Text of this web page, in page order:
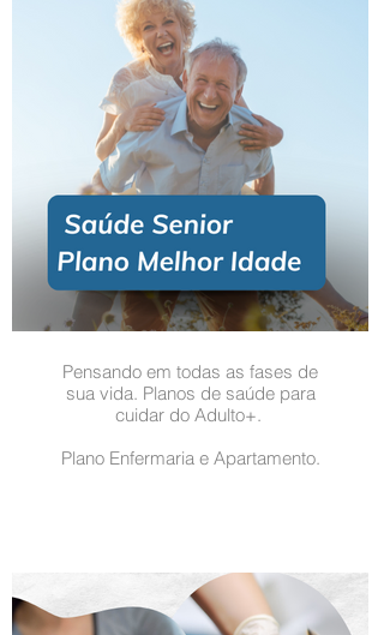
Pensando em todas as fases de
sua vida. Planos de saúde para
cuidar do Adulto+.
Plano Enfermaria e Apartamento.